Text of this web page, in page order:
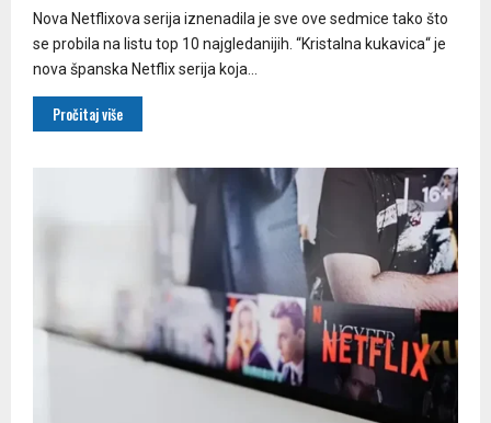
Nova Netflixova serija iznenadila je sve ove sedmice tako što
se probila na listu top 10 najgledanijih. “Kristalna kukavica“ je
nova španska Netflix serija koja...
Pročitaj više